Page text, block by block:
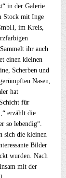
in der Galerie
Stock mit Inge
im Kreis,
ihr auch
einen kleinen
Scherben und
Nasen,
hat
für
erzählt die
so lebendig“.
sich die kleinen
Bilder
wurden. Nach
mit der